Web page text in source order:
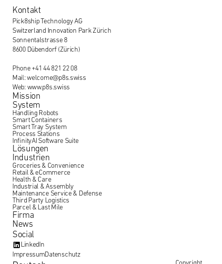
Kontakt
Pick8ship Technology AG
Switzerland Innovation Park Zürich
Sonnentalstrasse 8
8600 Dübendorf (Zürich)
Phone +41 44 821 22 08
Mail: welcome@p8s.swiss
Web: www.p8s.swiss
Mission
System
Handling Robots
Smart Containers
Smart Tray System
Process Stations
InfinityAI Software Suite
Lösungen
Industrien
Groceries & Convenience
Retail & eCommerce
Health & Care
Industrial & Assembly
Maintenance Service & Defense
Third Party Logistics
Parcel & Last Mile
Firma
News
Social
LinkedIn
ImpressumDatenschutz